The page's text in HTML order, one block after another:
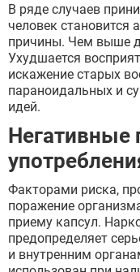
В ряде случаев
человек становится
причины. Чем выше
Ухудшается
искажение старых
параноидальных и
идей.
Негативные
Факторами риска,
поражение
приему капсул.
предопределяет
и внутренним